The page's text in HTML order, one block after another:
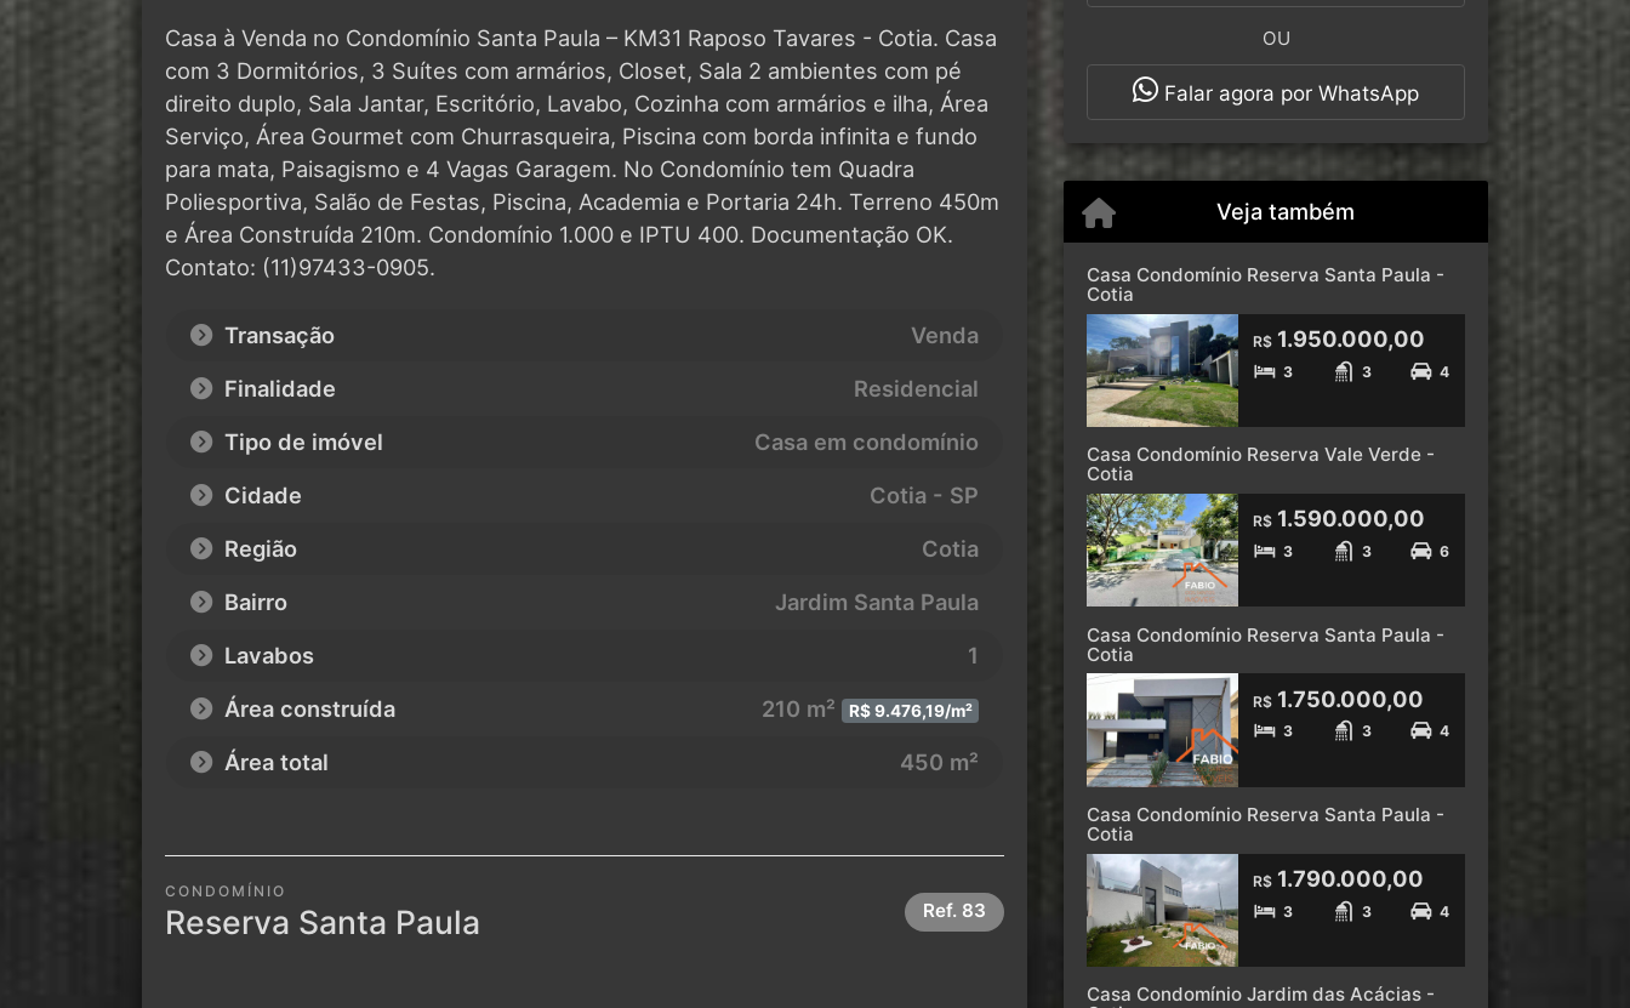
Casa à Venda no Condomínio Santa Paula – KM31 Raposo Tavares - Cotia. Casa
com 3 Dormitórios, 3 Suítes com armários, Closet, Sala 2 ambientes com pé
direito duplo, Sala Jantar, Escritório, Lavabo, Cozinha com armários e ilha, Área
Serviço, Área Gourmet com Churrasqueira, Piscina com borda infinita e fundo
para mata, Paisagismo e 4 Vagas Garagem. No Condomínio tem Quadra
Poliesportiva, Salão de Festas, Piscina, Academia e Portaria 24h. Terreno 450m
e Área Construída 210m. Condomínio 1.000 e IPTU 400. Documentação OK.
Contato: (11)97433-0905.
Transação
Venda
Finalidade
Residencial
Tipo de imóvel
Casa em condomínio
Cidade
Cotia - SP
Região
Cotia
Bairro
Jardim Santa Paula
Lavabos
1
Área construída
210 m² R$ 9.476,19/m²
Área total 450 m²
CONDOMÍNIO
Reserva Santa Paula Ref. 83
OU
Falar agora por WhatsApp
Veja também
Casa Condomínio Reserva Santa Paula -
Cotia
R$1.950.000,00
3 3 4
Casa Condomínio Reserva Vale Verde -
Cotia
R$1.590.000,00
3 3 6
Casa Condomínio Reserva Santa Paula -
Cotia
R$1.750.000,00
3 3 4
Casa Condomínio Reserva Santa Paula -
Cotia
R$1.790.000,00
3 3 4
Casa Condomínio Jardim das Acácias -